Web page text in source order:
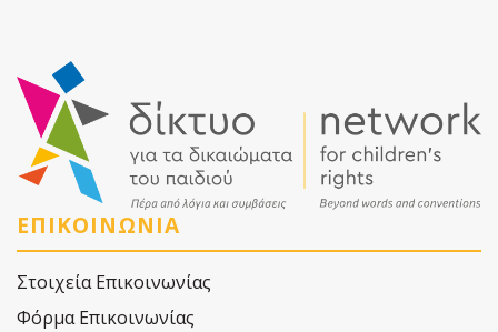
ΕΠΙΚΟΙΝΩΝΙΑ
Στοιχεία Επικοινωνίας
Φόρμα Επικοινωνίας